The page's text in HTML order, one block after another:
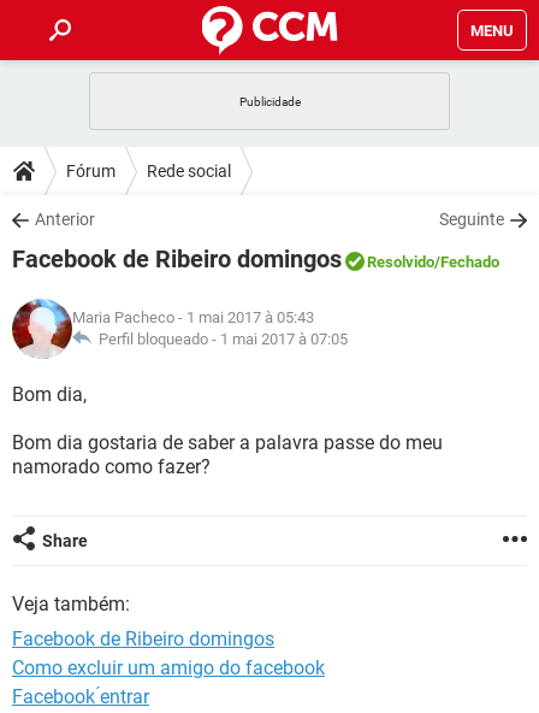
MENU
CELULAR
OUTLOOK
INSTAGRAM GMAIL
GUIA DE COMPRAS
DICAS
JOGOS
INSTAGRAM GMAIL
GUIA DE COMPRAS
DOWNLOADS
JOGOS WHATSAPP
CELULAR
OUTLOOK EXCEL
INSTAGRAM
JOGOS WHATSAPP
CELULAR
OUTLOOK
INSTAGRAM GMAIL
GLOSSÁRIO
JOGOS
OUTLOOK
GUIA DE COMPRAS
Fórum Rede social
Anterior Seguinte
Facebook de Ribeiro domingos Resolvido/Fechado
Maria Pacheco - 1 mai 2017 à 05:43
Perfil bloqueado - 1 mai 2017 à 07:05
Bom dia,
Bom dia gostaria de saber a palavra passe do meu
namorado como fazer?
Share
Veja também:
Facebook de Ribeiro domingos
Como excluir um amigo do facebook
Facebook ́entrar